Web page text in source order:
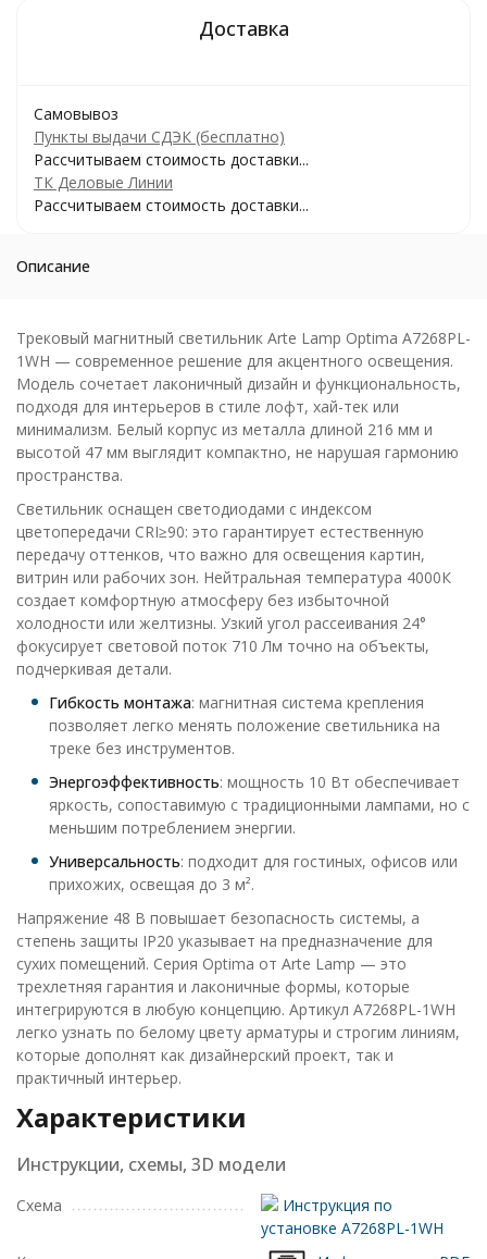
Самовывоз
Пункты выдачи СДЭК (бесплатно)
Рассчитываем стоимость доставки...
ТК Деловые Линии
Рассчитываем стоимость доставки...
Описание
Трековый магнитный светильник Arte Lamp Optima A7268PL-
1WH — современное решение для акцентного освещения.
Модель сочетает лаконичный дизайн и функциональность,
подходя для интерьеров в стиле лофт, хай-тек или
минимализм. Белый корпус из металла длиной 216 мм и
высотой 47 мм выглядит компактно, не нарушая гармонию
пространства.
Светильник оснащен светодиодами с индексом
цветопередачи CRI≥90: это гарантирует естественную
передачу оттенков, что важно для освещения картин,
витрин или рабочих зон. Нейтральная температура 4000К
создает комфортную атмосферу без избыточной
холодности или желтизны. Узкий угол рассеивания 24°
фокусирует световой поток 710 Лм точно на объекты,
подчеркивая детали.
Гибкость монтажа: магнитная система крепления
позволяет легко менять положение светильника на
треке без инструментов.
Энергоэффективность: мощность 10 Вт обеспечивает
яркость, сопоставимую с традиционными лампами, но с
меньшим потреблением энергии.
Универсальность: подходит для гостиных, офисов или
прихожих, освещая до 3 м².
Напряжение 48 В повышает безопасность системы, а
степень защиты IP20 указывает на предназначение для
сухих помещений. Серия Optima от Arte Lamp — это
трехлетняя гарантия и лаконичные формы, которые
интегрируются в любую концепцию. Артикул A7268PL-1WH
легко узнать по белому цвету арматуры и строгим линиям,
которые дополнят как дизайнерский проект, так и
практичный интерьер.
Характеристики
Инструкции, схемы, 3D модели
Схема
Инструкция по
установке A7268PL-1WH